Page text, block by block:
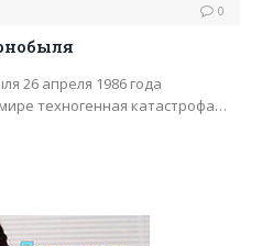
0
26 апреля 1986 года
техногенная катастрофа…